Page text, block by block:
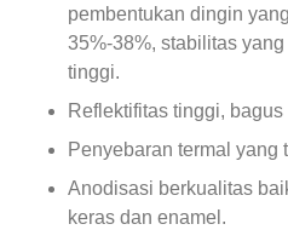
pembentukan dingin
35%-38%, stabilitas
tinggi.
Reflektifitas tinggi,
Penyebaran termal yang
Anodisasi berkualitas
keras dan enamel.